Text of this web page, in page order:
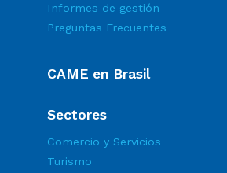
Informes de gestión
Preguntas Frecuentes
CAME en Brasil
Sectores
Comercio y Servicios
Turismo